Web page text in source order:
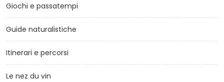
Giochi e passatempi
Guide naturalistiche
Itinerari e percorsi
Le nez du vin